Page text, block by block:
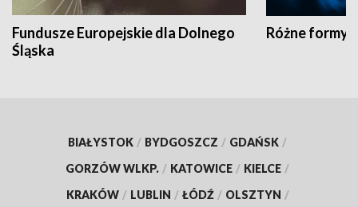
Fundusze Europejskie dla Dolnego
Śląska
Różne formy
BIAŁYSTOK / BYDGOSZCZ / GDAŃSK /
GORZÓW WLKP. / KATOWICE / KIELCE /
KRAKÓW / LUBLIN / ŁÓDŹ / OLSZTYN /